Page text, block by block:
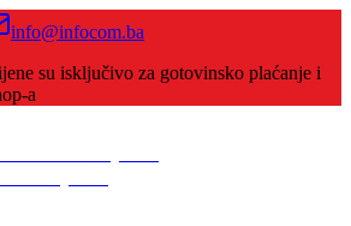
info@infocom.ba
su isključivo za gotovinsko plaćanje i
a